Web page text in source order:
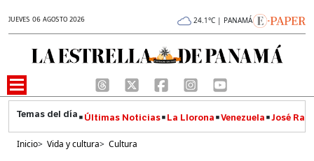
JUEVES 06 AGOSTO 2026 24.1°C | PANAMÁ
Últimas Noticias La Llorona Venezuela José
Inicio> Vida y cultura> Cultura